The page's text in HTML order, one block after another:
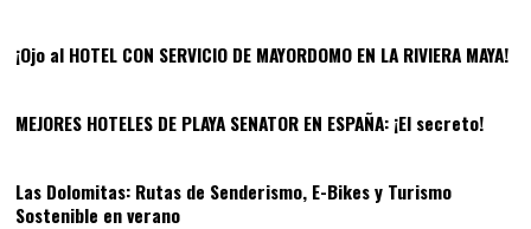
¡Ojo al HOTEL CON SERVICIO DE MAYORDOMO EN LA RIVIERA MAYA!
08
MEJORES HOTELES DE PLAYA SENATOR EN ESPAÑA: ¡El secreto!
09
Las Dolomitas: Rutas de Senderismo, E-Bikes y Turismo
Sostenible en verano